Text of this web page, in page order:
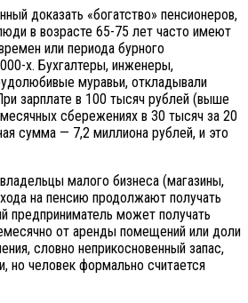
доказать «богатство» пенсионеров,
в возрасте 65-75 лет часто имеют
или периода бурного
х. Бухгалтеры, инженеры,
муравьи, откладывали
зарплате в 100 тысяч рублей (выше
сбережениях в 30 тысяч за 20
сумма — 7,2 миллиона рублей, и это
малого бизнеса (магазины,
на пенсию продолжают получать
предприниматель может получать
от аренды помещений или доли
словно неприкосновенный запас,
но человек формально считается